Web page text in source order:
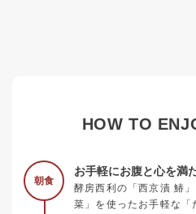
HOW TO
朝食
お手軽にお腹と心を満
酵房西利の「西京漬 鰆
菜」を使ったお手軽な「